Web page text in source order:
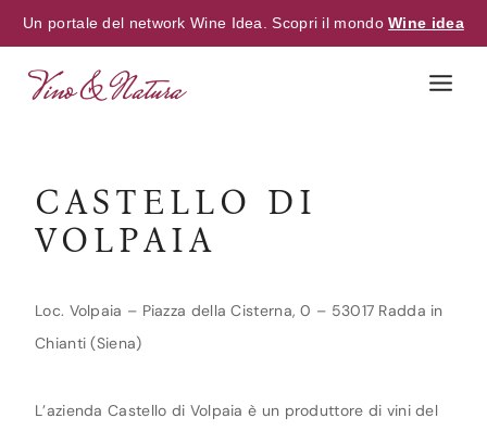
Un portale del network Wine Idea. Scopri il mondoWine idea
CASTELLO DI
VOLPAIA
Loc. Volpaia – Piazza della Cisterna, 0 – 53017 Radda in
Chianti (Siena)
L’azienda Castello di Volpaia è un produttore di vini del